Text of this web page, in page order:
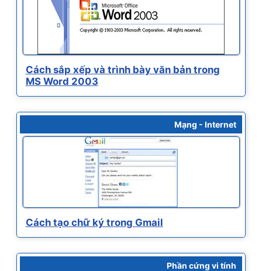
Cách sắp xếp và trình bày văn bản trong
MS Word 2003
Mạng - Internet
Cách tạo chữ ký trong Gmail
Phần cứng vi tính